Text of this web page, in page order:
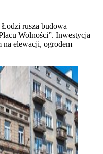
rusza budowa
Wolności”. Inwestycja
na elewacji, ogrodem